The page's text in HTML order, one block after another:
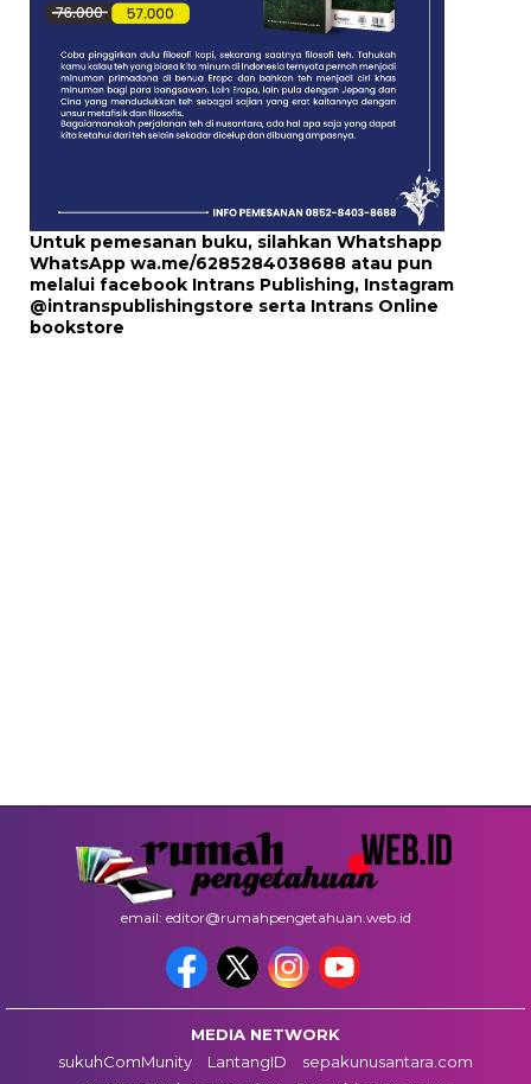
Untuk pemesanan buku, silahkan Whatshapp
WhatsApp wa.me/6285284038688 atau pun
melalui facebook Intrans Publishing, Instagram
@intranspublishingstore serta Intrans Online
bookstore
email: editor@rumahpengetahuan.web.id
MEDIA NETWORK
sukuhComMunity
LantangID
sepakunusantara.com